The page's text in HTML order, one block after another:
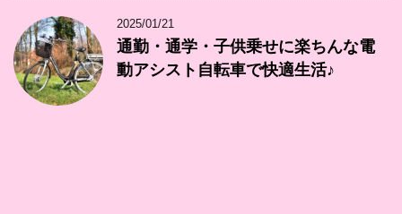
2025/01/21
通勤・通学・子供乗せに楽ちんな電
動アシスト自転車で快適生活♪